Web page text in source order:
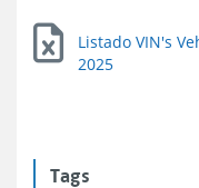
Listado VIN's
2025
Tags